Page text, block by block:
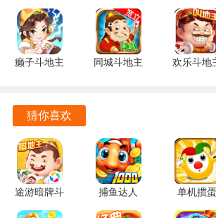
吹风机制也为游戏增添了趣味，当上游或
后，剩余的玩家必须管牌，若无法管住则
方。
潜江千分游戏评测
潜江千分是一款兼具趣味与挑战的竞技游
参与。
3.00.0039
安卓版
3.6.0720
安卓版
201.10.1
安卓版
癞子斗地主
同城斗地主
欢乐斗地
猜你喜欢
途游暗牌斗
地主
捕鱼达人
2009经典
单机掼蛋
1.5.1 安